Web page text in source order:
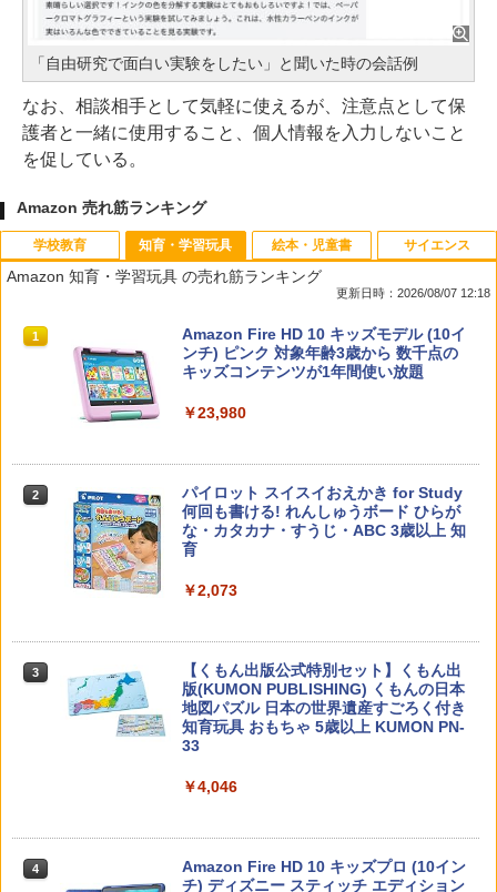
「自由研究で面白い実験をしたい」と聞いた時の会話例
なお、相談相手として気軽に使えるが、注意点として保
護者と一緒に使用すること、個人情報を入力しないこと
を促している。
Amazon 売れ筋ランキング
学校教育
1 先生のためのGoogle AI完全攻略図鑑
￥-
2 子どもが変わる魔法の言葉
￥2,200
カウンセリングとは何か 変化するという
こと (講談社現代新書 2787)
￥1,540
￥1,870
知育・学習玩具
Amazon 知育・学習玩具 の売れ筋ランキング
更新日時：2026/08/07 12:18
1
Amazon Fire HD 10 キッズモデル (10イ
ンチ) ピンク 対象年齢3歳から 数千点の
キッズコンテンツが1年間使い放題
￥23,980
2
パイロット スイスイおえかき for Study
何回も書ける! れんしゅうボード ひらが
な・カタカナ・すうじ・ABC 3歳以上 知
育
￥2,073
3
【くもん出版公式特別セット】くもん出
版(KUMON PUBLISHING) くもんの日本
地図パズル 日本の世界遺産すごろく付き
知育玩具 おもちゃ 5歳以上 KUMON PN-
33
￥4,046
4
Amazon Fire HD 10 キッズプロ (10イン
チ) ディズニー スティッチ エディション
絵本・児童書 サイエンス